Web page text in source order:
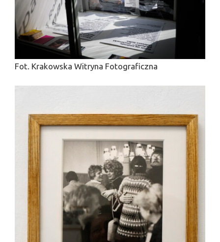
Fot. Krakowska Witryna Fotograficzna